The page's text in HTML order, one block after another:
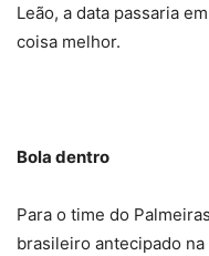
Leão, a data passaria
coisa melhor.
Bola dentro
Para o time do
brasileiro antecipado